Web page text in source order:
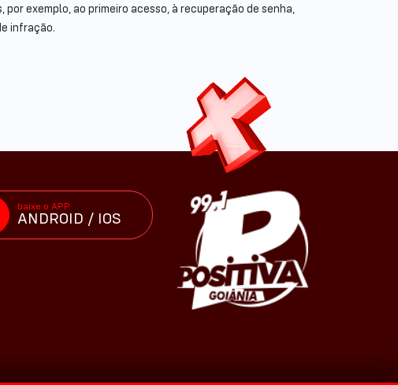
exemplo, ao primeiro acesso, à recuperação de senha,
infração.
baixe o APP
ANDROID / IOS